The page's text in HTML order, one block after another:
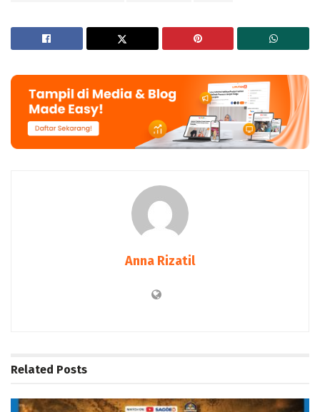
Anna Rizatil
Related Posts